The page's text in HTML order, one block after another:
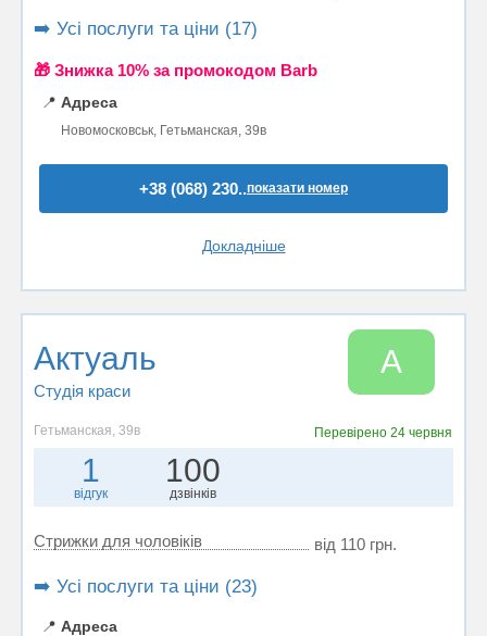
➡️ Усі послуги та ціни (17)
🎁 Знижка 10% за промокодом Barb
📍 Адреса
Новомосковськ, Гетьманская, 39в
+38 (068) 230..показати номер
Докладніше
Актуаль
Студія краси
А
Гетьманская, 39в Перевірено24 червня
1
відгук
100
дзвінків
Стрижки для чоловіків від 110 грн.
➡️ Усі послуги та ціни (23)
📍 Адреса